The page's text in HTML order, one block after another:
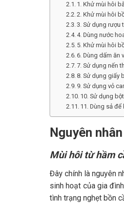
1. Khử mùi hôi
2. Khử mùi hôi
3. Sử dụng rượu
4. Dùng nước
5. Khử mùi hôi
6. Dùng dấm ăn
7. Sử dụng nến
8. Sử dụng giấy
9. Sử dụng vỏ
10. Sử dụng
11. Dùng sả
Nguyên
Mùi hôi từ hầm
Đây chính là nguyên
sinh hoạt của gia
tình trạng nghẹt bồn